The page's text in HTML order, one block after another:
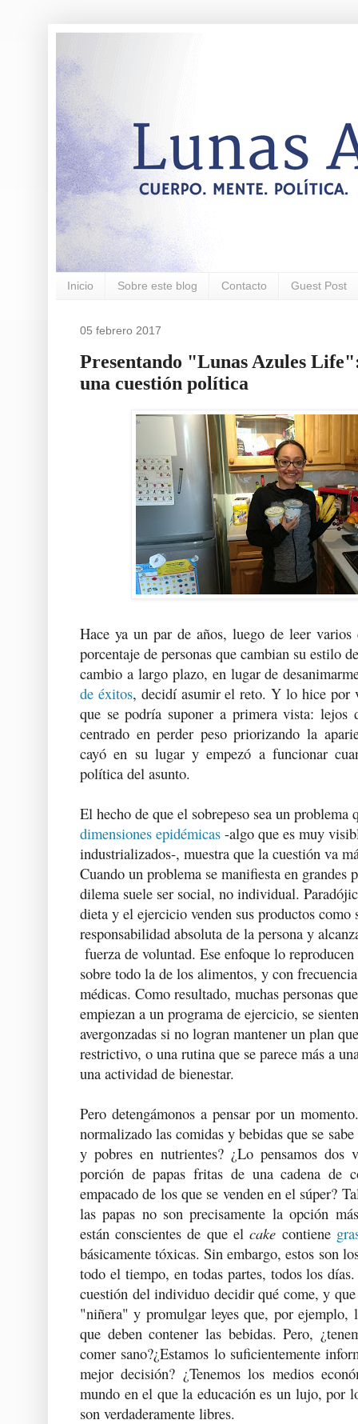
Inicio Sobre este blog Contacto Guest Post
05 febrero 2017
Presentando "Lunas Azules
una cuestión política
Hace ya un par de años, luego de leer varios
porcentaje de personas que cambian su estilo
cambio a largo plazo, en lugar de
de éxitos, decidí asumir el reto. Y lo hice por
que se podría suponer a primera vista: lejos
centrado en perder peso priorizando la
cayó en su lugar y empezó a funcionar
política del asunto.
El hecho de que el sobrepeso sea un problema
dimensiones epidémicas -algo que es muy
industrializados-, muestra que la cuestión va
Cuando un problema se manifiesta en grandes
dilema suele ser social, no individual.
dieta y el ejercicio venden sus productos como
responsabilidad absoluta de la persona y
fuerza de voluntad. Ese enfoque lo
sobre todo la de los alimentos, y con
médicas. Como resultado, muchas personas
empiezan a un programa de ejercicio, se
avergonzadas si no logran mantener un plan
restrictivo, o una rutina que se parece más a
una actividad de bienestar.
Pero detengámonos a pensar por un
normalizado las comidas y bebidas que se
y pobres en nutrientes? ¿Lo pensamos dos
porción de papas fritas de una cadena de
empacado de los que se venden en el súper?
las papas no son precisamente la opción
están conscientes de que el cake contiene
básicamente tóxicas. Sin embargo, estos son
todo el tiempo, en todas partes, todos los
cuestión del individuo decidir qué come, y
"niñera" y promulgar leyes que, por ejemplo,
que deben contener las bebidas. Pero,
comer sano?¿Estamos lo suficientemente
mejor decisión? ¿Tenemos los medios
mundo en el que la educación es un lujo, por
son verdaderamente libres.